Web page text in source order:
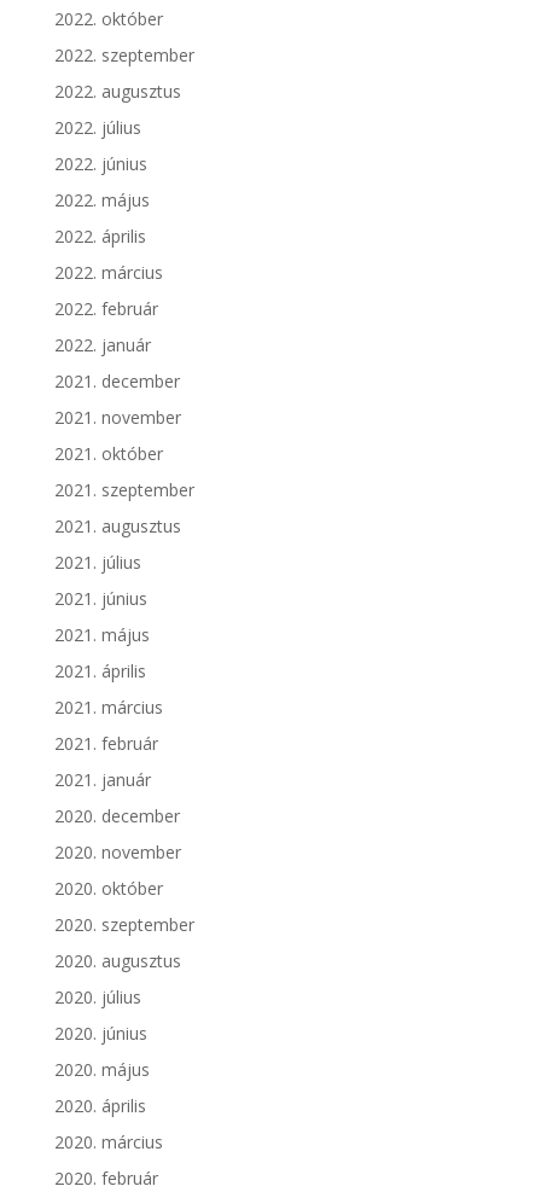
2022. október
2022. szeptember
2022. augusztus
2022. július
2022. június
2022. május
2022. április
2022. március
2022. február
2022. január
2021. december
2021. november
2021. október
2021. szeptember
2021. augusztus
2021. július
2021. június
2021. május
2021. április
2021. március
2021. február
2021. január
2020. december
2020. november
2020. október
2020. szeptember
2020. augusztus
2020. július
2020. június
2020. május
2020. április
2020. március
2020. február